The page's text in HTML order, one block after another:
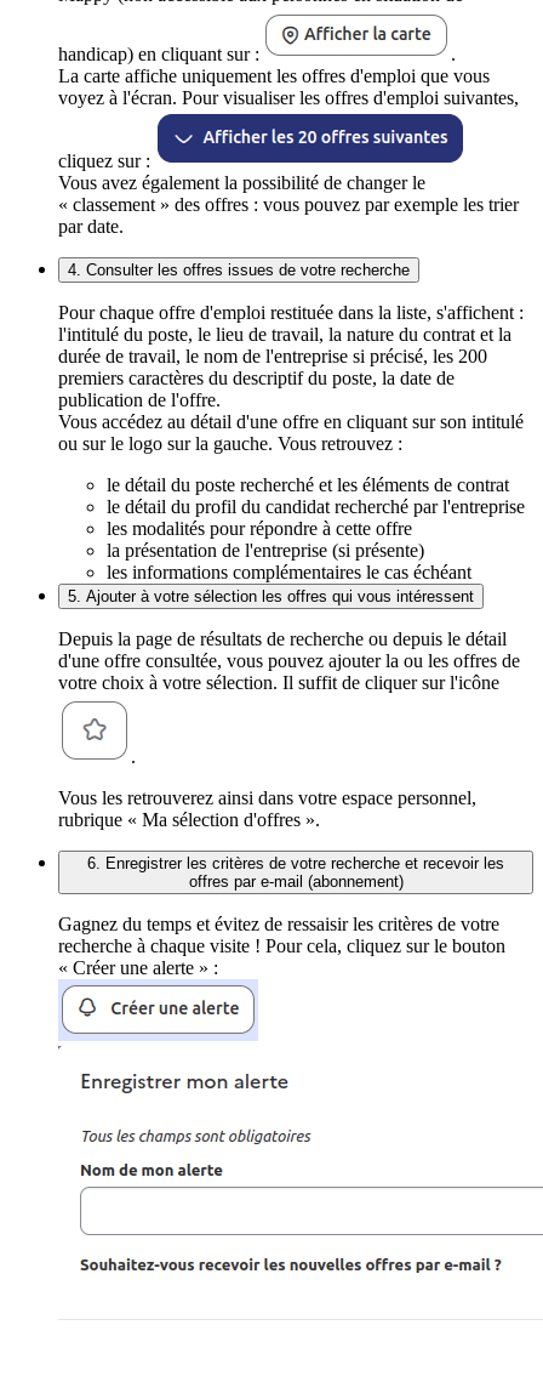
handicap) en cliquant sur :
.
La carte affiche uniquement les offres d'emploi que vous
voyez à l'écran. Pour visualiser les offres d'emploi suivantes,
cliquez sur :
Vous avez également la possibilité de changer le
« classement » des offres : vous pouvez par exemple les trier
par date.
4. Consulter les offres issues de votre recherche
Pour chaque offre d'emploi restituée dans la liste, s'affichent :
l'intitulé du poste, le lieu de travail, la nature du contrat et la
durée de travail, le nom de l'entreprise si précisé, les 200
premiers caractères du descriptif du poste, la date de
publication de l'offre.
Vous accédez au détail d'une offre en cliquant sur son intitulé
ou sur le logo sur la gauche. Vous retrouvez :
le détail du poste recherché et les éléments de contrat
le détail du profil du candidat recherché par l'entreprise
les modalités pour répondre à cette offre
la présentation de l'entreprise (si présente)
les informations complémentaires le cas échéant
5. Ajouter à votre sélection les offres qui vous intéressent
Depuis la page de résultats de recherche ou depuis le détail
d'une offre consultée, vous pouvez ajouter la ou les offres de
votre choix à votre sélection. Il suffit de cliquer sur l'icône
.
Vous les retrouverez ainsi dans votre espace personnel,
rubrique « Ma sélection d'offres ».
6. Enregistrer les critères de votre recherche et recevoir les
offres par e-mail (abonnement)
Gagnez du temps et évitez de ressaisir les critères de votre
recherche à chaque visite ! Pour cela, cliquez sur le bouton
« Créer une alerte » :